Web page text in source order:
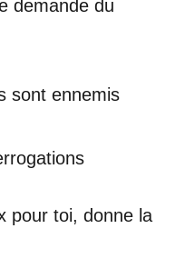
demande du
sont ennemis
pour toi, donne la